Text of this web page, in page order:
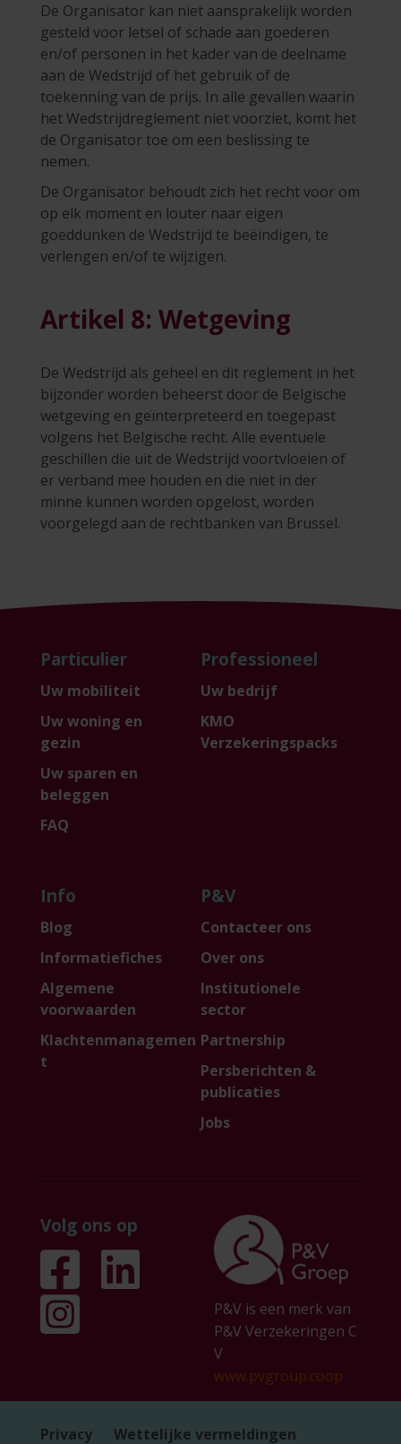
De Organisator kan niet aansprakelijk worden
gesteld voor letsel of schade aan goederen
en/of personen in het kader van de deelname
aan de Wedstrijd of het gebruik of de
toekenning van de prijs. In alle gevallen waarin
het Wedstrijdreglement niet voorziet, komt het
de Organisator toe om een beslissing te
nemen.
De Organisator behoudt zich het recht voor om
op elk moment en louter naar eigen
goeddunken de Wedstrijd te beëindigen, te
verlengen en/of te wijzigen.
Artikel 8: Wetgeving
De Wedstrijd als geheel en dit reglement in het
bijzonder worden beheerst door de Belgische
wetgeving en geïnterpreteerd en toegepast
volgens het Belgische recht. Alle eventuele
geschillen die uit de Wedstrijd voortvloeien of
er verband mee houden en die niet in der
minne kunnen worden opgelost, worden
voorgelegd aan de rechtbanken van Brussel.
Particulier
Uw mobiliteit
Uw woning en
gezin
Uw sparen en
beleggen
FAQ
Professioneel
Uw bedrijf
KMO
Verzekeringspacks
Info
Blog
Informatiefiches
Algemene
voorwaarden
Klachtenmanagemen
t
P&V
Contacteer ons
Over ons
Institutionele
sector
Partnership
Persberichten &
publicaties
Jobs
Volg ons op
P&V is een merk van
P&V Verzekeringen C
V
www.pvgroup.coop
Privacy Wettelijke vermeldingen